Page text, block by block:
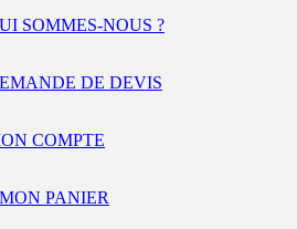
SOMMES-NOUS ?
DE DEVIS
COMPTE
MON PANIER